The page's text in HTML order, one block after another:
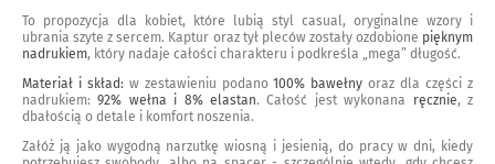
To propozycja dla kobiet, które lubią styl casual, oryginalne wzory i
ubrania szyte z sercem. Kaptur oraz tył pleców zostały ozdobione pięknym
nadrukiem, który nadaje całości charakteru i podkreśla „mega” długość.
Materiał i skład: w zestawieniu podano100% bawełny oraz dla części z
nadrukiem:92% wełna i 8% elastan. Całość jest wykonana ręcznie, z
dbałością o detale i komfort noszenia.
Załóż ją jako wygodną narzutkę wiosną i jesienią, do pracy w dni, kiedy